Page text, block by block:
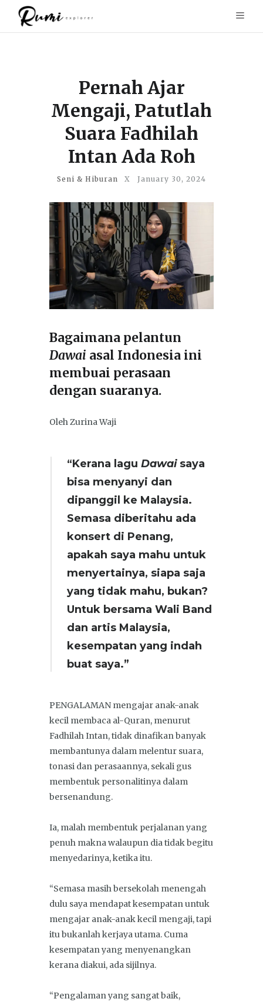
Pernah Ajar
Mengaji, Patutlah
Suara Fadhilah
Intan Ada Roh
Seni & Hiburan X January 30, 2024
Bagaimana pelantun
Dawai asal Indonesia ini
membuai perasaan
dengan suaranya.
Oleh Zurina Waji
“Kerana lagu Dawaisaya
bisa menyanyi dan
dipanggil ke Malaysia.
Semasa diberitahu ada
konsert di Penang,
apakah saya mahu untuk
menyertainya, siapa saja
yang tidak mahu, bukan?
Untuk bersama Wali Band
dan artis Malaysia,
kesempatan yang indah
buat saya.”
PENGALAMAN mengajar anak-anak
kecil membaca al-Quran, menurut
Fadhilah Intan, tidak dinafikan banyak
membantunya dalam melentur suara,
tonasi dan perasaannya, sekali gus
membentuk personalitinya dalam
bersenandung.
Ia, malah membentuk perjalanan yang
penuh makna walaupun dia tidak begitu
menyedarinya, ketika itu.
“Semasa masih bersekolah menengah
dulu saya mendapat kesempatan untuk
mengajar anak-anak kecil mengaji, tapi
itu bukanlah kerjaya utama. Cuma
kesempatan yang menyenangkan
kerana diakui, ada sijilnya.
“Pengalaman yang sangat baik,